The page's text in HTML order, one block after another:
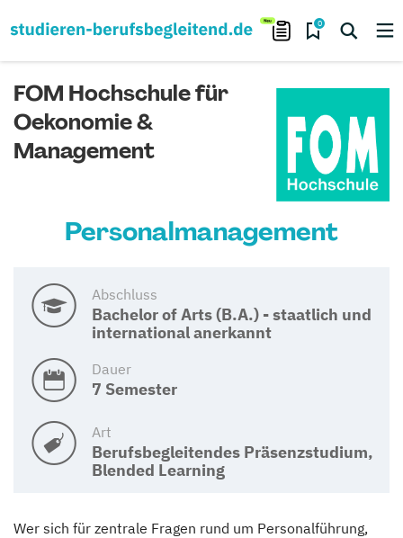
0
FOM Hochschule für
Oekonomie &
Management
Personalmanagement
Abschluss
Bachelor of Arts (B.A.) - staatlich und
international anerkannt
Dauer
7 Semester
Art
Berufsbegleitendes Präsenzstudium,
Blended Learning
Wer sich für zentrale Fragen rund um Personalführung,